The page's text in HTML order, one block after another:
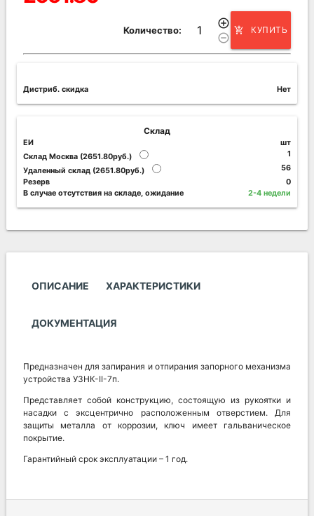
Количество:
add_circle_outline
remove_circle_outline
add_shopping_cart КУПИТЬ
Дистриб. скидка Нет
Склад
ЕИ
шт
Склад Москва (2651.80руб.)
1
Удаленный склад (2651.80руб.)
56
Резерв
0
В случае отсутствия на складе, ожидание
2-4 недели
ОПИСАНИЕ ХАРАКТЕРИСТИКИ
ДОКУМЕНТАЦИЯ
Предназначен для запирания и отпирания запорного механизма
устройства УЗНК-II-7п.
Представляет собой конструкцию, состоящую из рукоятки и
насадки с эксцентрично расположенным отверстием. Для
защиты металла от коррозии, ключ имеет гальваническое
покрытие.
Гарантийный срок эксплуатации – 1 год.